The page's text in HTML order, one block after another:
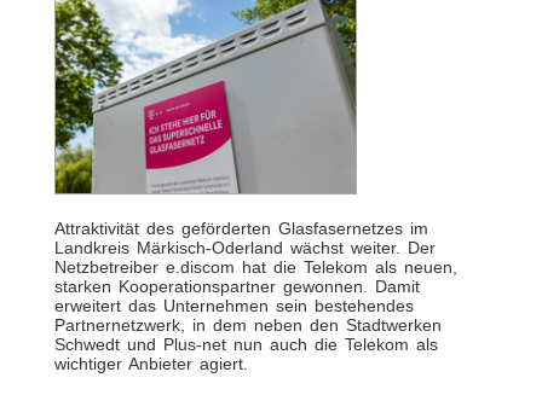
Attraktivität des geförderten Glasfasernetzes im
Landkreis Märkisch-Oderland wächst weiter. Der
Netzbetreiber e.discom hat die Telekom als neuen,
starken Kooperationspartner gewonnen. Damit
erweitert das Unternehmen sein bestehendes
Partnernetzwerk, in dem neben den Stadtwerken
Schwedt und Plus-net nun auch die Telekom als
wichtiger Anbieter agiert.